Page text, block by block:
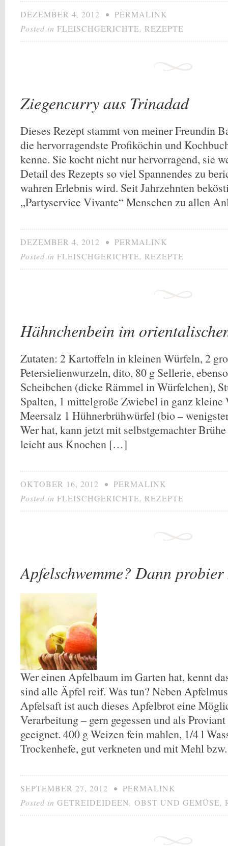
DEZEMBER 4, 2012 • PERMALINK
Posted in FLEISCHGERICHTE, REZEPTE
Ziegencurry aus Trinadad
Dieses Rezept stammt von meiner Freundin
die hervorragendste Profiköchin und
kenne. Sie kocht nicht nur hervorragend, sie
Detail des Rezepts so viel Spannendes zu
wahren Erlebnis wird. Seit Jahrzehnten
„Partyservice Vivante“ Menschen zu allen
DEZEMBER 4, 2012 • PERMALINK
Posted in FLEISCHGERICHTE, REZEPTE
Hähnchenbein im
Zutaten: 2 Kartoffeln in kleinen Würfeln, 2
Petersielienwurzeln, dito, 80 g Sellerie,
Scheibchen (dicke Rämmel in Würfelchen),
Spalten, 1 mittelgroße Zwiebel in ganz
Meersalz 1 Hühnerbrühwürfel (bio –
Wer hat, kann jetzt mit selbstgemachter
leicht aus Knochen […]
OKTOBER 16, 2012 • PERMALINK
Posted in FLEISCHGERICHTE, REZEPTE
Apfelschwemme? Dann
Wer einen Apfelbaum im Garten hat, kennt
sind alle Äpfel reif. Was tun? Neben
Apfelsaft ist auch dieses Apfelbrot eine
Verarbeitung – gern gegessen und als
geeignet. 400 g Weizen fein mahlen, 1/4 l
Trockenhefe, gut verkneten und mit Mehl
SEPTEMBER 27, 2012 • PERMALINK
Posted in GETREIDEIDEEN, OBST UND GEMÜSE,